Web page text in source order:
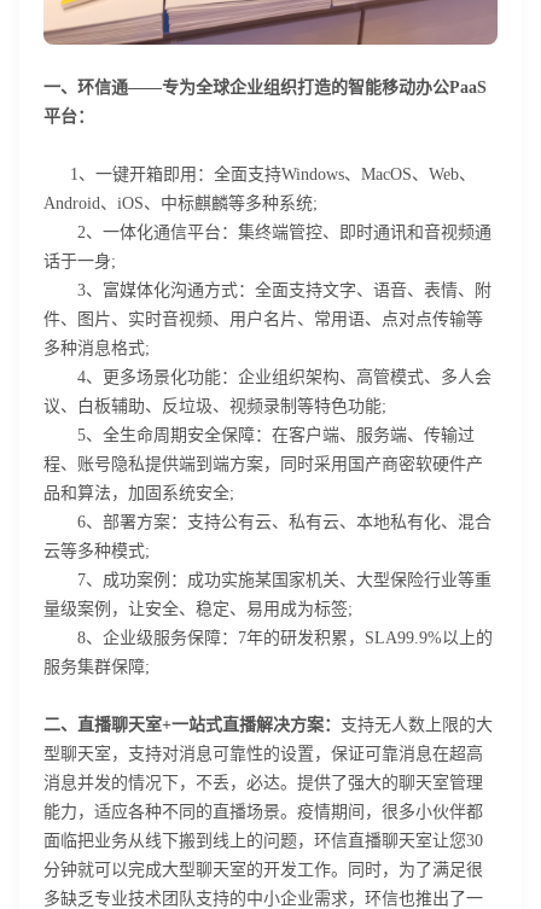
一、环信通——专为全球企业组织打造的智能移动办公PaaS
平台：
1、一键开箱即用：全面支持Windows、MacOS、Web、
Android、iOS、中标麒麟等多种系统;
2、一体化通信平台：集终端管控、即时通讯和音视频通
话于一身;
3、富媒体化沟通方式：全面支持文字、语音、表情、附
件、图片、实时音视频、用户名片、常用语、点对点传输等
多种消息格式;
4、更多场景化功能：企业组织架构、高管模式、多人会
议、白板辅助、反垃圾、视频录制等特色功能;
5、全生命周期安全保障：在客户端、服务端、传输过
程、账号隐私提供端到端方案，同时采用国产商密软硬件产
品和算法，加固系统安全;
6、部署方案：支持公有云、私有云、本地私有化、混合
云等多种模式;
7、成功案例：成功实施某国家机关、大型保险行业等重
量级案例，让安全、稳定、易用成为标签;
8、企业级服务保障：7年的研发积累，SLA99.9%以上的
服务集群保障;
二、直播聊天室+一站式直播解决方案： 支持无人数上限的大
型聊天室，支持对消息可靠性的设置，保证可靠消息在超高
消息并发的情况下，不丢，必达。提供了强大的聊天室管理
能力，适应各种不同的直播场景。疫情期间，很多小伙伴都
面临把业务从线下搬到线上的问题，环信直播聊天室让您30
分钟就可以完成大型聊天室的开发工作。同时，为了满足很
多缺乏专业技术团队支持的中小企业需求，环信也推出了一